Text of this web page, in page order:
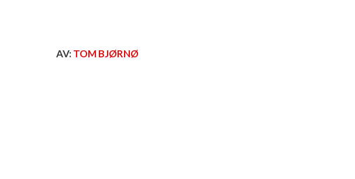
AV:TOM BJØRNØ